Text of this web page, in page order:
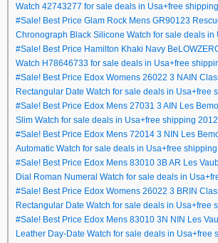
Watch 42743277 for sale deals in Usa+free
#Sale! Best Price Glam Rock Mens GR90123
Chronograph Black Silicone Watch for sale deals in
#Sale! Best Price Hamilton Khaki Navy
Watch H78646733 for sale deals in Usa+free
#Sale! Best Price Edox Womens 26022 3 NAIN
Rectangular Date Watch for sale deals in Usa+free
#Sale! Best Price Edox Mens 27031 3 AIN Les
Slim Watch for sale deals in Usa+free shipping 2012
#Sale! Best Price Edox Mens 72014 3 NIN Les
Automatic Watch for sale deals in Usa+free
#Sale! Best Price Edox Mens 83010 3B AR Les
Dial Roman Numeral Watch for sale deals in
#Sale! Best Price Edox Womens 26022 3 BRIN
Rectangular Date Watch for sale deals in Usa+free
#Sale! Best Price Edox Mens 83010 3N NIN Les
Leather Day-Date Watch for sale deals in Usa+free